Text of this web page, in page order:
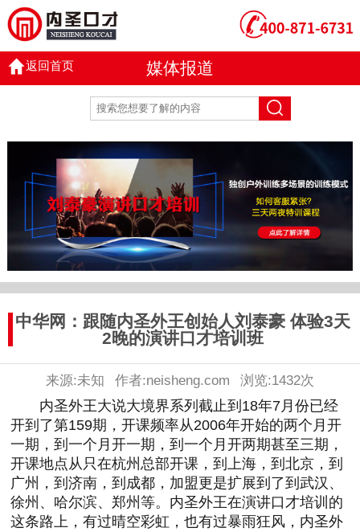
返回首页 媒体报道
中华网：跟随内圣外王创始人刘泰豪 体验3天
2晚的演讲口才培训班
来源:未知 作者:neisheng.com 浏览:1432次
内圣外王大说大境界系列截止到18年7月份已经
开到了第159期，开课频率从2006年开始的两个月开
一期，到一个月开一期，到一个月开两期甚至三期，
开课地点从只在杭州总部开课，到上海，到北京，到
广州，到济南，到成都，加盟更是扩展到了到武汉、
徐州、哈尔滨、郑州等。内圣外王在演讲口才培训的
这条路上，有过晴空彩虹，也有过暴雨狂风，内圣外